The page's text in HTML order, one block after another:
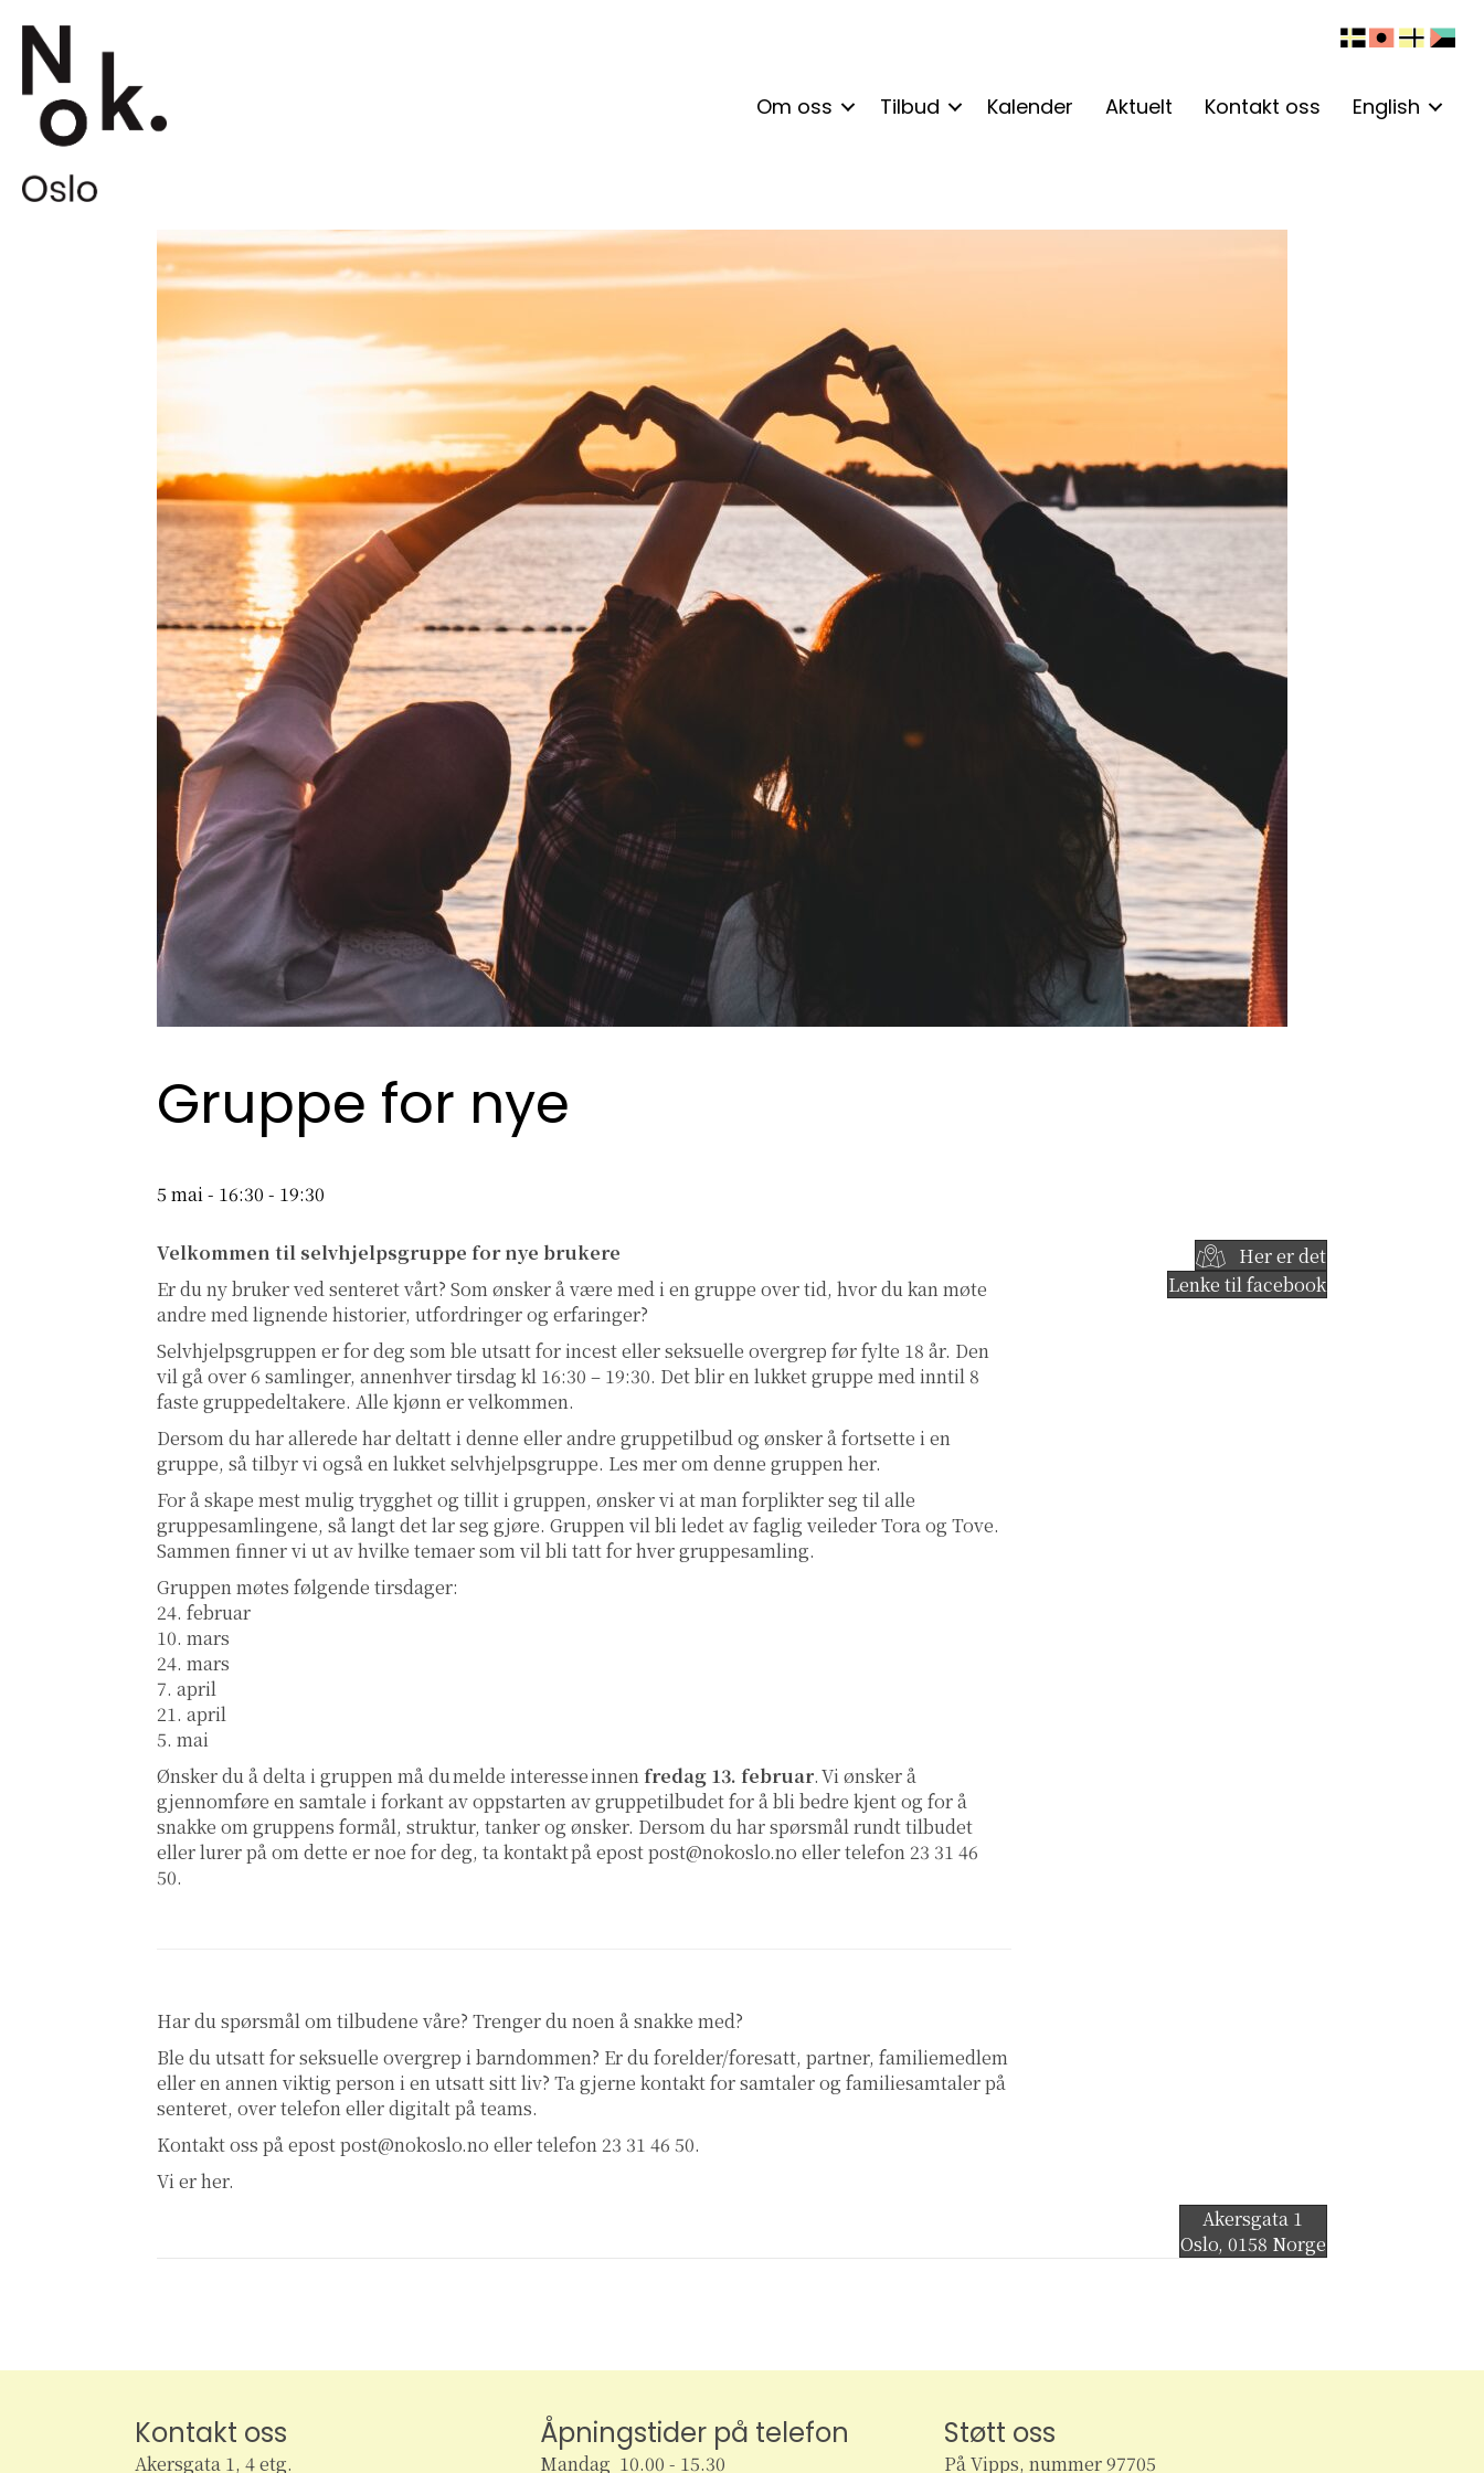
Om oss Tilbud Kalender Aktuelt Kontakt oss English
Gruppe for nye
5 mai - 16:30 - 19:30
Velkommen til selvhjelpsgruppe for nye brukere
Er du ny bruker ved senteret vårt? Som ønsker å være med i en gruppe over tid, hvor du kan møte
andre med lignende historier, utfordringer og erfaringer?
Selvhjelpsgruppen er for deg som ble utsatt for incest eller seksuelle overgrep før fylte 18 år. Den
vil gå over 6 samlinger, annenhver tirsdag kl 16:30 – 19:30. Det blir en lukket gruppe med inntil 8
faste gruppedeltakere. Alle kjønn er velkommen.
Dersom du har allerede har deltatt i denne eller andre gruppetilbud og ønsker å fortsette i en
gruppe, så tilbyr vi også en lukket selvhjelpsgruppe. Les mer om denne gruppenher.
For å skape mest mulig trygghet og tillit i gruppen, ønsker vi at man forplikter seg til alle
gruppesamlingene, så langt det lar seg gjøre. Gruppen vil bli ledet av faglig veileder Tora og Tove.
Sammen finner vi ut av hvilke temaer som vil bli tatt for hver gruppesamling.
Gruppen møtes følgende tirsdager:
24. februar
10. mars
24. mars
7. april
21. april
5. mai
Ønsker du å delta i gruppen må du melde interesse innenfredag 13. februar. Vi ønsker å
gjennomføre en samtale i forkant av oppstarten av gruppetilbudet for å bli bedre kjent og for å
snakke om gruppens formål, struktur, tanker og ønsker. Dersom du har spørsmål rundt tilbudet
eller lurer på om dette er noe for deg, ta kontakt på epostpost@nokoslo.no eller telefon 23 31 46
50.
Har du spørsmål om tilbudene våre? Trenger du noen å snakke med?
Ble du utsatt for seksuelle overgrep i barndommen? Er du forelder/foresatt, partner, familiemedlem
eller en annen viktig person i en utsatt sitt liv? Ta gjerne kontakt for samtaler og familiesamtaler på
senteret, over telefon eller digitalt på teams.
Kontakt oss på epostpost@nokoslo.no eller telefon 23 31 46 50.
Vi er her.
Her er det
Lenke til facebook
Akersgata 1
Oslo, 0158 Norge
Kontakt oss
Akersgata 1, 4 etg.
Åpningstider på telefon
Mandag 10.00 - 15.30
Støtt oss
På Vipps, nummer 97705